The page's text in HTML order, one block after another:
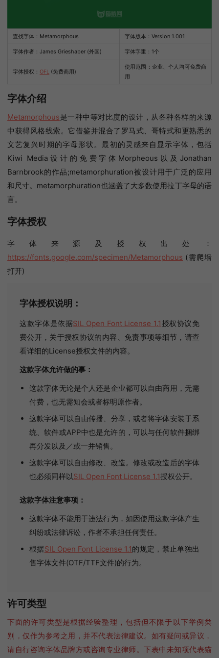
查找字体： Metamorphous 字体版本：Version 1.001
字体作者：James Grieshaber (外国) 字体字重：1个
字体授权： OFL (免费商用)
使用范围：企业、个人均可免费商
用
字体介绍
Metamorphous是一种中等对比度的设计，从各种各样的来源
中获得风格线索。它借鉴并混合了罗马式、哥特式和更熟悉的
文艺复兴时期的字母形状。最初的灵感来自显示字体，包括
Kiwi Media设计的免费字体Morpheous以及Jonathan
Barnbrook的作品;metamorphuration被设计用于广泛的应用
和尺寸。metamorphuration也涵盖了大多数使用拉丁字母的语
言。
字体授权
字体来源及授权出处：
https://fonts.google.com/specimen/Metamorphous (需爬墙
打开)
字体授权说明：
这款字体是依据SIL Open Font License 1.1授权协议免
费公开，关于授权协议的内容、免责事项等细节，请查
看详细的License授权文件的内容。
这款字体允许做的事：
这款字体无论是个人还是企业都可以自由商用，无需
付费，也无需知会或者标明原作者。
这款字体可以自由传播、分享，或者将字体安装于系
统、软件或APP中也是允许的，可以与任何软件捆绑
再分发以及／或一并销售。
这款字体可以自由修改、改造。修改或改造后的字体
也必须同样以SIL Open Font License 1.1授权公开。
这款字体注意事项：
这款字体不能用于违法行为，如因使用这款字体产生
纠纷或法律诉讼，作者不承担任何责任。
根据SIL Open Font License 1.1的规定，禁止单独出
售字体文件(OTF/TTF文件)的行为。
许可类型
下面的许可类型是根据经验整理，包括但不限于以下举例类
别，仅作为参考之用，并不代表法律建议。如有疑问或异议，
请自行咨询字体品牌方或咨询专业律师。下表中未知项代表猫